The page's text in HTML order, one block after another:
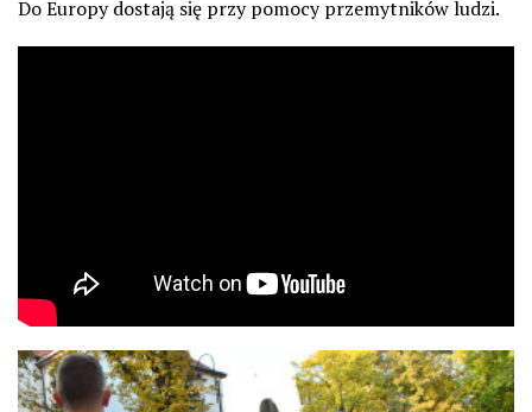
Do Europy dostają się przy pomocy przemytników ludzi.